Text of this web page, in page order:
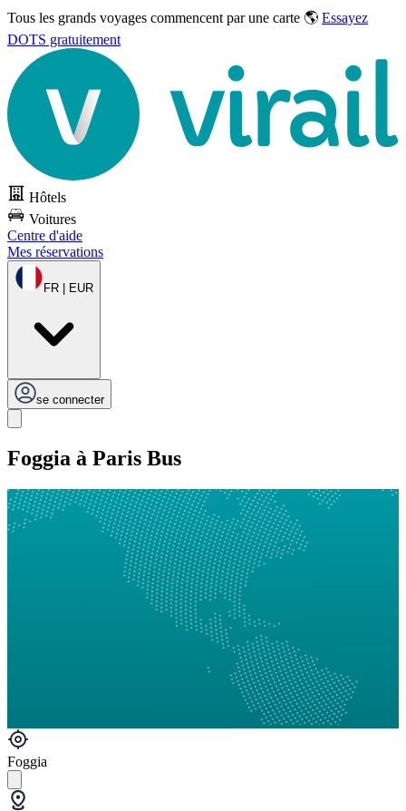
Tous les grands voyages commencent par une carte 🌎 Essayez
DOTS gratuitement
Hôtels
Voitures
Centre d'aide
Mes réservations
FR | EUR
se connecter
Foggia à Paris Bus
Foggia